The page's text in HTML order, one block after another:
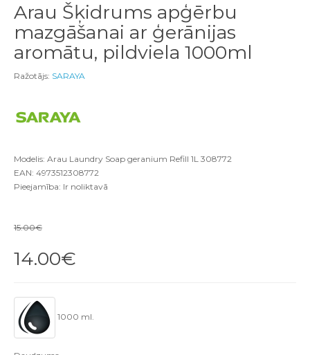
Arau Šķidrums apģērbu
mazgāšanai ar ģerānijas
aromātu, pildviela 1000ml
Ražotājs: SARAYA
Modelis: Arau Laundry Soap geranium Refill 1L 308772
EAN: 4973512308772
Pieejamība: Ir noliktavā
15.00€
14.00€
1000 ml.